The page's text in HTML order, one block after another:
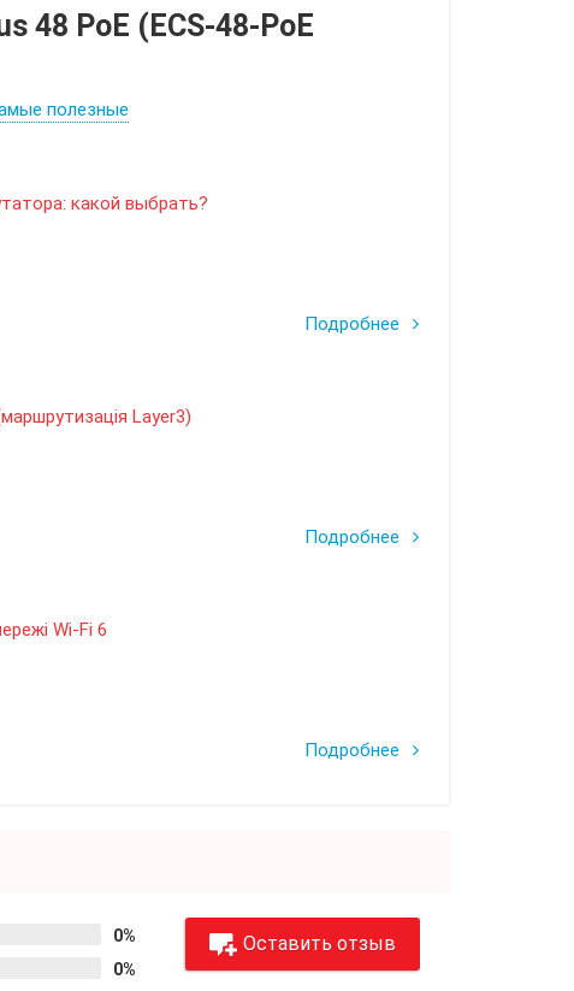
48 PoE (ECS-48-PoE
полезные
какой выбрать?
Подробнее
Layer3)
Подробнее
Wi-Fi 6
Подробнее
0%
0%
Оставить отзыв